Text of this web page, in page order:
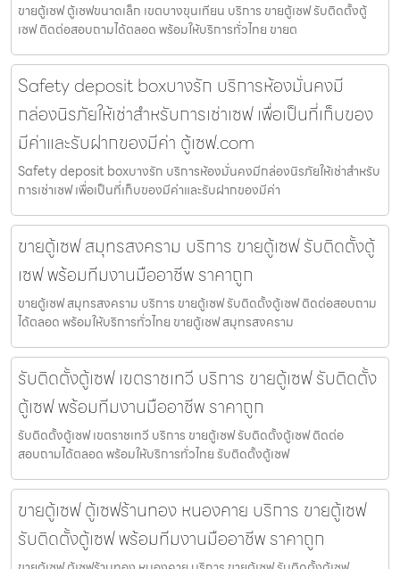
ขายตู้เซฟ ตู้เซฟขนาดเล็ก เขตบางขุนเทียน บริการ ขายตู้เซฟ รับติดตั้งตู้
เซฟ ติดต่อสอบถามได้ตลอด พร้อมให้บริการทั่วไทย ขายต
Safety deposit boxบางรัก บริการห้องมั่นคงมี
กล่องนิรภัยให้เช่าสำหรับการเช่าเซฟ เพื่อเป็นที่เก็บของ
มีค่าและรับฝากของมีค่า ตู้เซฟ.com
Safety deposit boxบางรัก บริการห้องมั่นคงมีกล่องนิรภัยให้เช่าสำหรับ
การเช่าเซฟ เพื่อเป็นที่เก็บของมีค่าและรับฝากของมีค่า
ขายตู้เซฟ สมุทรสงคราม บริการ ขายตู้เซฟ รับติดตั้งตู้
เซฟ พร้อมทีมงานมืออาชีพ ราคาถูก
ขายตู้เซฟ สมุทรสงคราม บริการ ขายตู้เซฟ รับติดตั้งตู้เซฟ ติดต่อสอบถาม
ได้ตลอด พร้อมให้บริการทั่วไทย ขายตู้เซฟ สมุทรสงคราม
รับติดตั้งตู้เซฟ เขตราชเทวี บริการ ขายตู้เซฟ รับติดตั้ง
ตู้เซฟ พร้อมทีมงานมืออาชีพ ราคาถูก
รับติดตั้งตู้เซฟ เขตราชเทวี บริการ ขายตู้เซฟ รับติดตั้งตู้เซฟ ติดต่อ
สอบถามได้ตลอด พร้อมให้บริการทั่วไทย รับติดตั้งตู้เซฟ
ขายตู้เซฟ ตู้เซฟร้านทอง หนองคาย บริการ ขายตู้เซฟ
รับติดตั้งตู้เซฟ พร้อมทีมงานมืออาชีพ ราคาถูก